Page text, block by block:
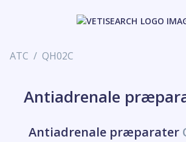
ATC QH02C
Antiadrenale
Antiadrenale præparater